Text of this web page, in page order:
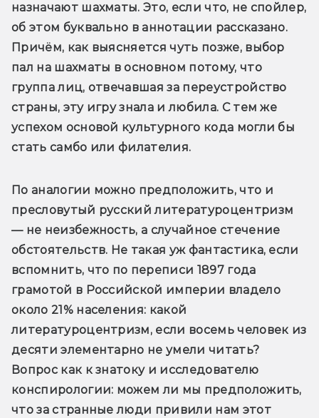
назначают шахматы. Это, если что, не спойлер,
об этом буквально в аннотации рассказано.
Причём, как выясняется чуть позже, выбор
пал на шахматы в основном потому, что
группа лиц, отвечавшая за переустройство
страны, эту игру знала и любила. С тем же
успехом основой культурного кода могли бы
стать самбо или филателия.
По аналогии можно предположить, что и
пресловутый русский литературоцентризм
— не неизбежность, а случайное стечение
обстоятельств. Не такая уж фантастика, если
вспомнить, что по переписи 1897 года
грамотой в Российской империи владело
около 21% населения: какой
литературоцентризм, если восемь человек из
десяти элементарно не умели читать?
Вопрос как к знатоку и исследователю
конспирологии: можем ли мы предположить,
что за странные люди привили нам этот